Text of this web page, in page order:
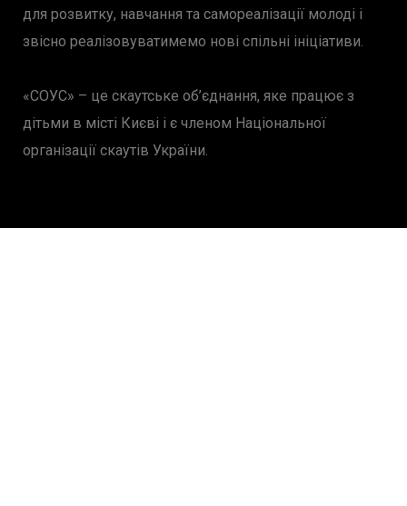
для розвитку, навчання та самореалізації молоді і
звісно реалізовуватимемо нові спільні ініціативи.
«СОУС» – це скаутське об’єднання, яке працює з
дітьми в місті Києві і є членом Національної
організації скаутів України.